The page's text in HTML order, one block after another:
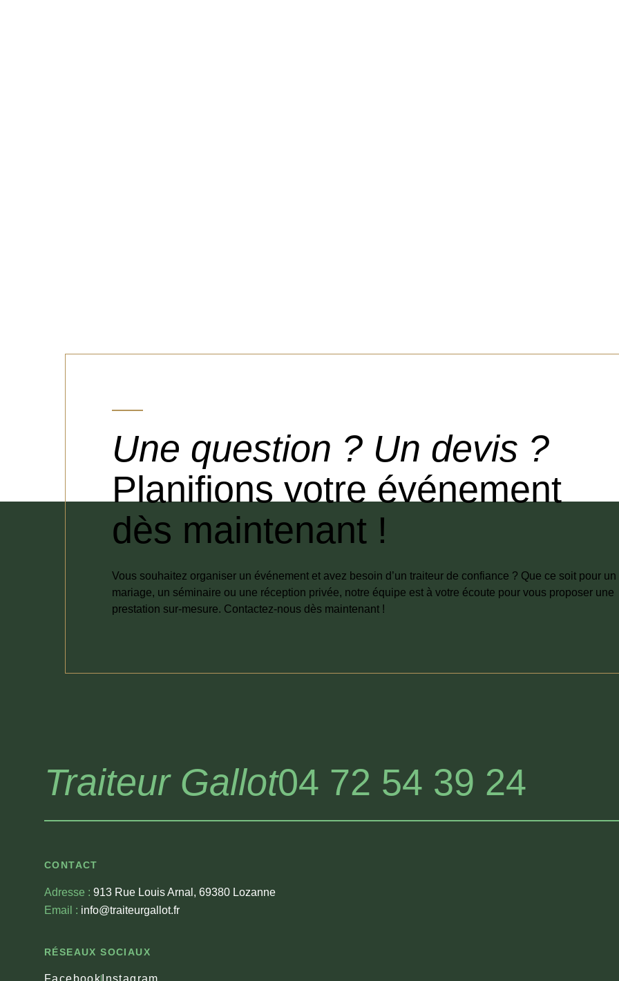
Une question ? Un devis ?
Planifions votre événement
dès maintenant !
Vous souhaitez organiser un événement et avez besoin d’un traiteur de confiance ? Que ce soit pour un
mariage, un séminaire ou une réception privée, notre équipe est à votre écoute pour vous proposer une
prestation sur-mesure. Contactez-nous dès maintenant !
Traiteur Gallot04 72 54 39 24
CONTACT
Adresse : 913 Rue Louis Arnal, 69380 Lozanne
Email : info@traiteurgallot.fr
RÉSEAUX SOCIAUX
Facebook Instagram